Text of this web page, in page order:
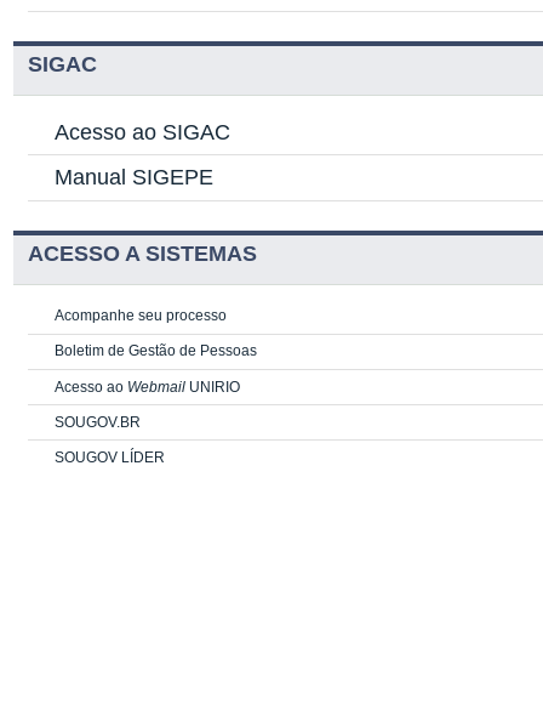
SIGAC
Acesso ao SIGAC
Manual SIGEPE
ACESSO A SISTEMAS
Acompanhe seu processo
Boletim de Gestão de Pessoas
Acesso ao Webmail UNIRIO
SOUGOV.BR
SOUGOV LÍDER